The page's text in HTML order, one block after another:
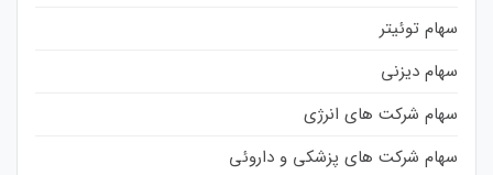
سهام توئیتر
سهام دیزنی
سهام شرکت های انرژی
سهام شرکت های پزشکی و داروئی